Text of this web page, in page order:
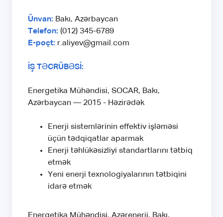
Ünvan: Bakı, Azərbaycan
Telefon: (012) 345-6789
E-poçt: r.aliyev@gmail.com
İŞ TƏCRÜBƏSİ:
Energetika Mühəndisi, SOCAR, Bakı,
Azərbaycan — 2015 - Həzirədək
Enerji sistemlərinin effektiv işləməsi
üçün tədqiqatlar aparmak
Enerji təhlükəsizliyi standartlarını tətbiq
etmək
Yeni enerji texnologiyalarının tətbiqini
idarə etmək